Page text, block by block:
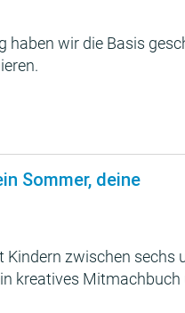
haben wir die Basis
Sommer, deine
zwischen sechs
kreatives Mitmachbuch